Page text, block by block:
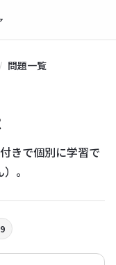
問題一覧
きで個別に学習で
。